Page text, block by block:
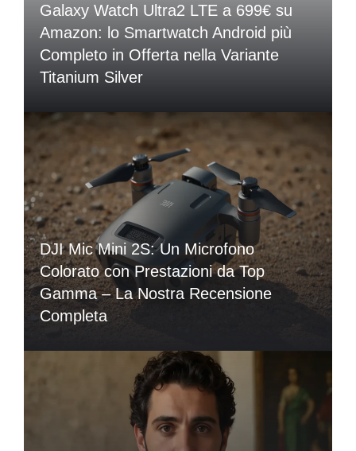
Galaxy Watch Ultra2 LTE a 699€ su
Amazon: lo Smartwatch Android più
Completo in Offerta nella Variante
Titanium Silver
DJI Mic Mini 2S: Un Microfono
Colorato con Prestazioni da Top
Gamma – La Nostra Recensione
Completa